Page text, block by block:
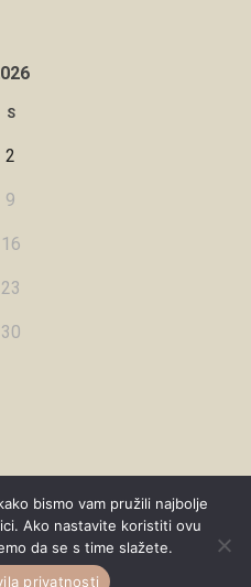
S
2
9
16
23
30
bismo vam pružili najbolje
Ako nastavite koristiti ovu
da se s time slažete.
privatnosti